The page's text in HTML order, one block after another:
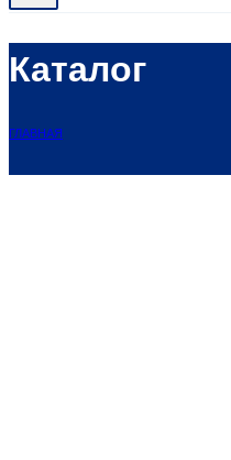
Каталог
ГЛАВНАЯ